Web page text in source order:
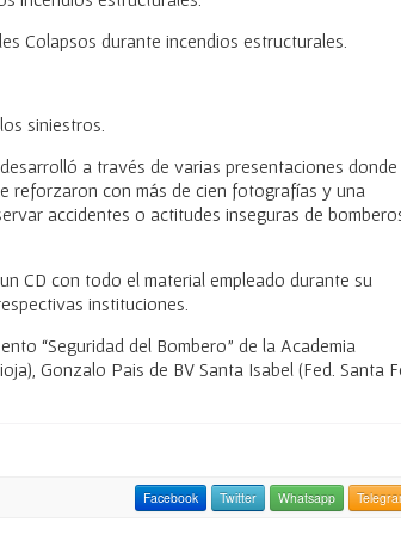
Colapsos durante incendios estructurales.
siniestros.
a través de varias presentaciones donde
reforzaron con más de cien fotografías y una
accidentes o actitudes inseguras de
CD con todo el material empleado durante su
instituciones.
“Seguridad del Bombero” de la Academia
Gonzalo Pais de BV Santa Isabel (Fed. Santa
Facebook Twitter Whatsapp